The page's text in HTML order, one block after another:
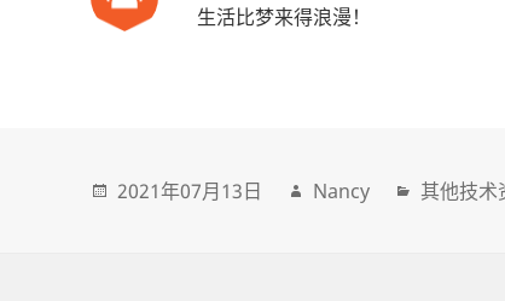
生活比梦来得浪漫！
2021年07月13日 Nancy 其他技术